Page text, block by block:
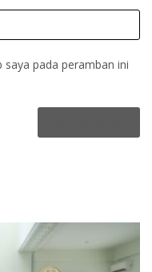
pada peramban ini